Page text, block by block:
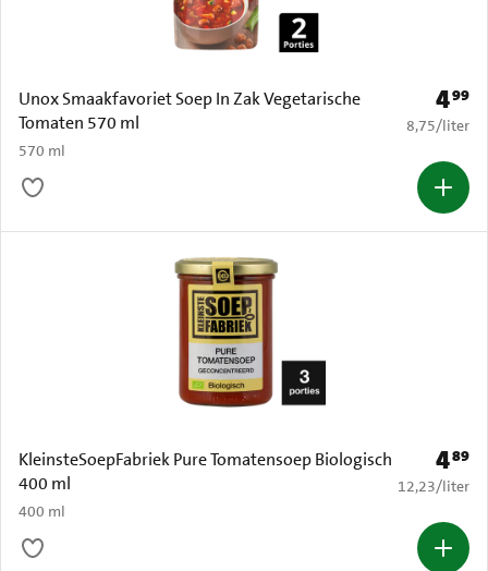
Unox Smaakfavoriet Soep In Zak Vegetarische
Tomaten 570 ml
570 ml
Prijs:
499
€ 8,75 per
8,75/liter
KleinsteSoepFabriek Pure Tomatensoep Biologisch
400 ml
400 ml
Prijs:
489
€ 12,23 per
12,23/liter